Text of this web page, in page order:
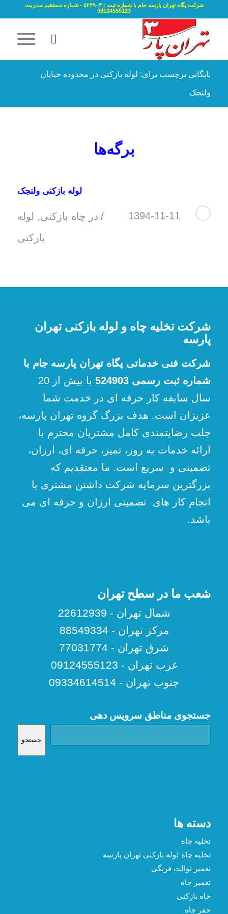
شرکت پگاه تهران پارسه جام با شماره ثبت : ۵۲۴۹۰۳ - شماره مستقیم مدیریت
09124555123
بایگانی برچسب برای: لوله بازکنی در محدوده خیابان
ولنجک
برگه‌ها
لوله بازکنی ولنجک
1394-11-11
/ در چاه بازکنی, لوله
بازکنی
شرکت تخلیه چاه و لوله بازکنی تهران
پارسه
شرکت فنی خدماتی پگاه تهران پارسه جام با
شماره ثبت رسمی 524903
با بیش از 20
سال سابقه کار حرفه ای در خدمت شما
عزیزان است. هدف بزرگ گروه تهران پارسه،
جلب رضایتمندی کامل مشتریان محترم با
ارائه خدمات به روز، تمیز، حرفه ای، ارزان،
تضمینی و سریع است. ما معتقدیم که
بزرگترین سرمایه شرکت داشتن مشتری با
انجام کار های تضمینی ارزان و حرفه ای می
باشد.
شعب ما در سطح تهران
شمال تهران - 22612939
مرکز تهران - 88549334
شرق تهران - 77031774
غرب تهران - 09124555123
جنوب تهران - 09334614514
جستجوی مناطق سرویس دهی
جستجو
دسته ها
تخلیه چاه
تخلیه چاه لوله بازکنی تهران پارسه
تعمیر توالت فرنگی
تعمیر چاه
چاه بازکنی
حفر چاه